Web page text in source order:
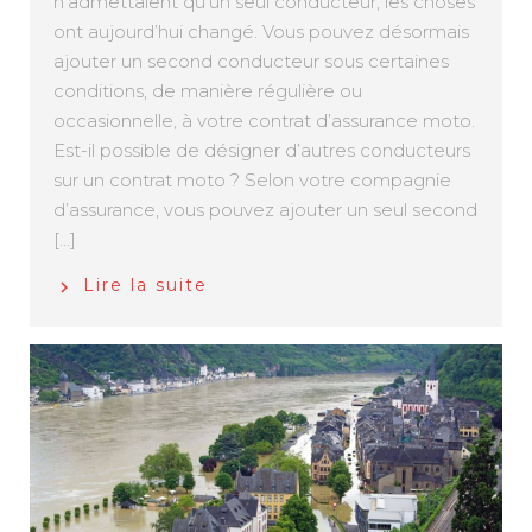
ont aujourd’hui changé. Vous pouvez désormais
ajouter un second conducteur sous certaines
conditions, de manière régulière ou
occasionnelle, à votre contrat d’assurance moto.
Est-il possible de désigner d’autres conducteurs
sur un contrat moto ? Selon votre compagnie
d’assurance, vous pouvez ajouter un seul second
[...]
Lire la suite